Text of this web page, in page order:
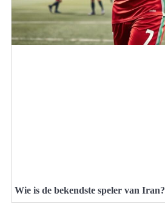
Wie is de bekendste speler van Iran?